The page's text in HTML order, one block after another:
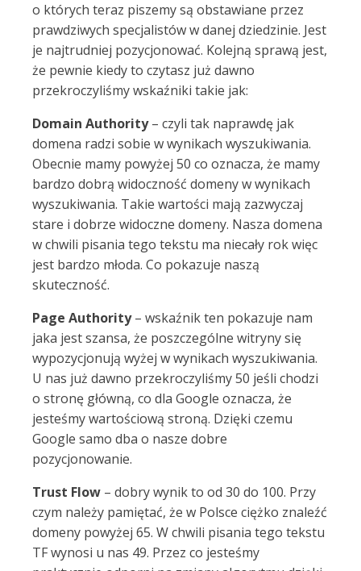
o których teraz piszemy są obstawiane przez
prawdziwych specjalistów w danej dziedzinie. Jest
je najtrudniej pozycjonować. Kolejną sprawą jest,
że pewnie kiedy to czytasz już dawno
przekroczyliśmy wskaźniki takie jak:
Domain Authority– czyli tak naprawdę jak
domena radzi sobie w wynikach wyszukiwania.
Obecnie mamy powyżej 50 co oznacza, że mamy
bardzo dobrą widoczność domeny w wynikach
wyszukiwania. Takie wartości mają zazwyczaj
stare i dobrze widoczne domeny. Nasza domena
w chwili pisania tego tekstu ma niecały rok więc
jest bardzo młoda. Co pokazuje naszą
skuteczność.
Page Authority– wskaźnik ten pokazuje nam
jaka jest szansa, że poszczególne witryny się
wypozycjonują wyżej w wynikach wyszukiwania.
U nas już dawno przekroczyliśmy 50 jeśli chodzi
o stronę główną, co dla Google oznacza, że
jesteśmy wartościową stroną. Dzięki czemu
Google samo dba o nasze dobre
pozycjonowanie.
Trust Flow – dobry wynik to od 30 do 100. Przy
czym należy pamiętać, że w Polsce ciężko znaleźć
domeny powyżej 65. W chwili pisania tego tekstu
TF wynosi u nas 49. Przez co jesteśmy